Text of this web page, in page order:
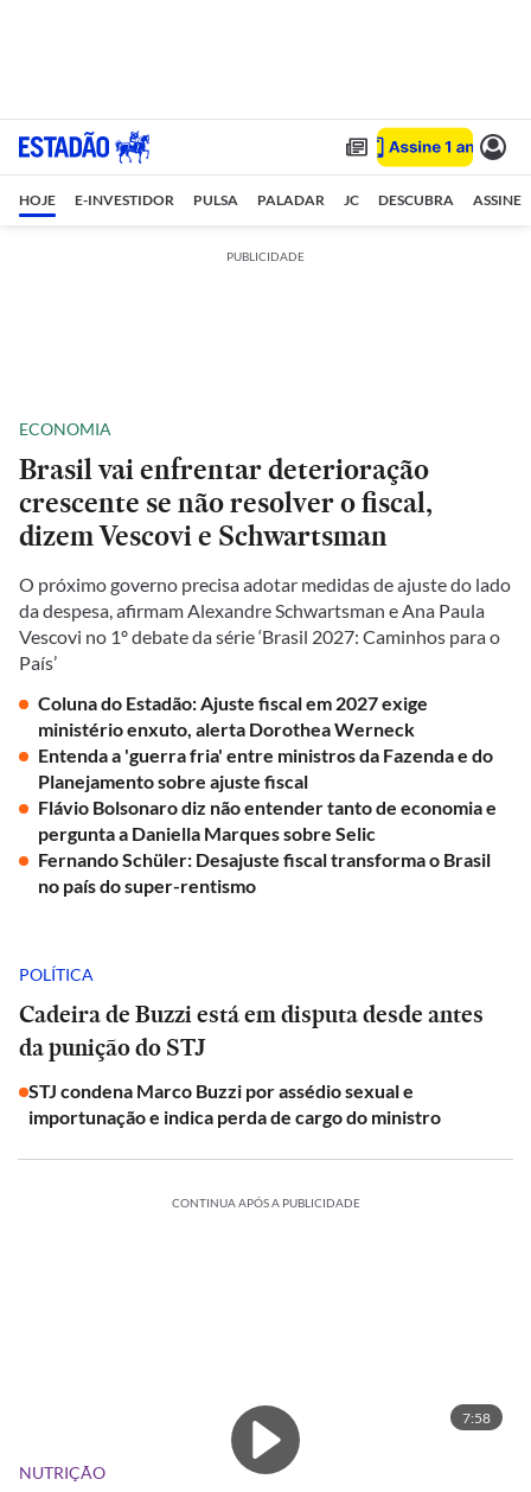
HOJE E-INVESTIDOR PULSA PALADAR JC DESCUBRA ASSINE
PUBLICIDADE
ECONOMIA
Brasil vai enfrentar deterioração
crescente se não resolver o fiscal,
dizem Vescovi e Schwartsman
O próximo governo precisa adotar medidas de ajuste do lado
da despesa, afirmam Alexandre Schwartsman e Ana Paula
Vescovi no 1º debate da série ‘Brasil 2027: Caminhos para o
País’
Coluna do Estadão: Ajuste fiscal em 2027 exige
ministério enxuto, alerta Dorothea Werneck
Entenda a 'guerra fria' entre ministros da Fazenda e do
Planejamento sobre ajuste fiscal
Flávio Bolsonaro diz não entender tanto de economia e
pergunta a Daniella Marques sobre Selic
Fernando Schüler: Desajuste fiscal transforma o Brasil
no país do super-rentismo
POLÍTICA
Cadeira de Buzzi está em disputa desde antes
da punição do STJ
STJ condena Marco Buzzi por assédio sexual e
importunação e indica perda de cargo do ministro
CONTINUA APÓS A PUBLICIDADE
7:58
NUTRIÇÃO